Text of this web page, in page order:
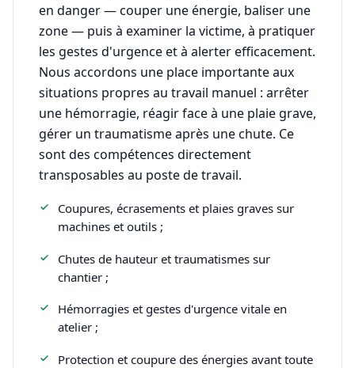
en danger — couper une énergie, baliser une
zone — puis à examiner la victime, à pratiquer
les gestes d'urgence et à alerter efficacement.
Nous accordons une place importante aux
situations propres au travail manuel : arrêter
une hémorragie, réagir face à une plaie grave,
gérer un traumatisme après une chute. Ce
sont des compétences directement
transposables au poste de travail.
Coupures, écrasements et plaies graves sur
machines et outils ;
Chutes de hauteur et traumatismes sur
chantier ;
Hémorragies et gestes d'urgence vitale en
atelier ;
Protection et coupure des énergies avant toute